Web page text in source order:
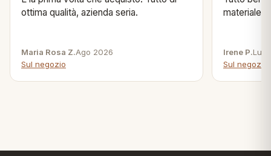
ottima qualità, azienda seria.
Maria Rosa Z.Ago 2026
Sul negozio
materiale .
Irene P.Lug
Sul negozio